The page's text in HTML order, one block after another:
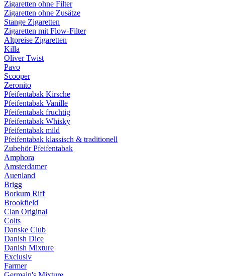
Zigaretten ohne Filter
Zigaretten ohne Zusätze
Stange Zigaretten
Zigaretten mit Flow-Filter
Altpreise Zigaretten
Killa
Oliver Twist
Pavo
Scooper
Zeronito
Pfeifentabak Kirsche
Pfeifentabak Vanille
Pfeifentabak fruchtig
Pfeifentabak Whisky
Pfeifentabak mild
Pfeifentabak klassisch & traditionell
Zubehör Pfeifentabak
Amphora
Amsterdamer
Auenland
Brigg
Borkum Riff
Brookfield
Clan Original
Colts
Danske Club
Danish Dice
Danish Mixture
Exclusiv
Farmer